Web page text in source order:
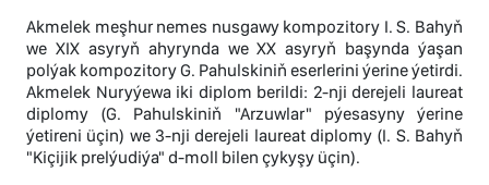
Akmelek meşhur nemes nusgawy kompozitory I. S. Bahyň
we XIX asyryň ahyrynda we XX asyryň başynda ýaşan
polýak kompozitory G. Pahulskiniň eserlerini ýerine ýetirdi.
Akmelek Nuryýewa iki diplom berildi: 2-nji derejeli laureat
diplomy (G. Pahulskiniň "Arzuwlar" pýesasyny ýerine
ýetireni üçin) we 3-nji derejeli laureat diplomy (I. S. Bahyň
"Kiçijik prelýudiýa" d-moll bilen çykyşy üçin).